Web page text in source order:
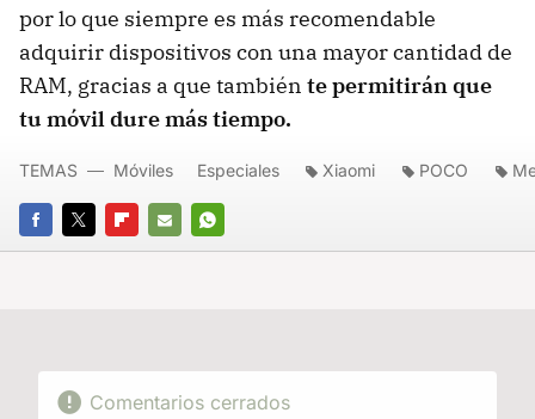
por lo que siempre es más recomendable
adquirir dispositivos con una mayor cantidad de
RAM, gracias a que también te permitirán que
tu móvil dure más tiempo.
FACEBOOK
TWITTERFLIPBOARD
E-
WHATSAPP
TEMAS Móviles Especiales Xiaomi POCO
Comentarios cerrados